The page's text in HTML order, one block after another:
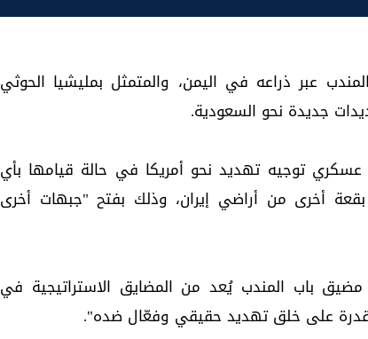
عبر ذراعه في اليمن، والمتمثل بمليشيا الحوثي
جديدة نحو السعودية.
عسكري توجيه تهديد نحو أمريكا في حالة قيامها بأي
بقعة أخرى من أراضي إيران، وذلك بفتح "جبهات أخرى
مضيق باب المندب يُعد من المضايق الاستراتيجية في
على خلق تهديد حقيقي وفعّال ضده".